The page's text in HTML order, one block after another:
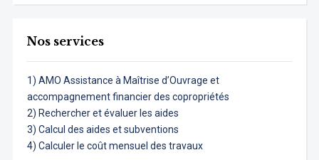
Nos services
1) AMO Assistance à Maîtrise d’Ouvrage et
accompagnement financier des copropriétés
2) Rechercher et évaluer les aides
3) Calcul des aides et subventions
4) Calculer le coût mensuel des travaux